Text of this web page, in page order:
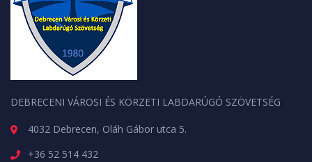
DEBRECENI VÁROSI ÉS KÖRZETI LABDARÚGÓ SZÖVETSÉG
4032 Debrecen, Oláh Gábor utca 5.
+36 52 514 432